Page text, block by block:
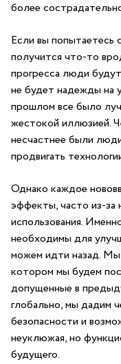
более
Если вы попытаетесь
получится что-то
прогресса люди
не будет надежды на
прошлом все было
жестокой иллюзией.
несчастнее были
продвигать
Однако каждое
эффекты, часто из-за
использования.
необходимы для
можем идти назад.
котором мы будем
допущенные в
глобально, мы дадим
безопасности и
неуклюжая, но
будущего.